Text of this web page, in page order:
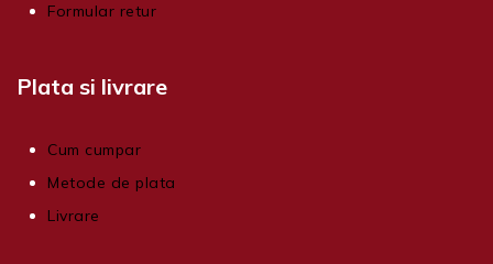
Formular retur
Plata si livrare
Cum cumpar
Metode de plata
Livrare